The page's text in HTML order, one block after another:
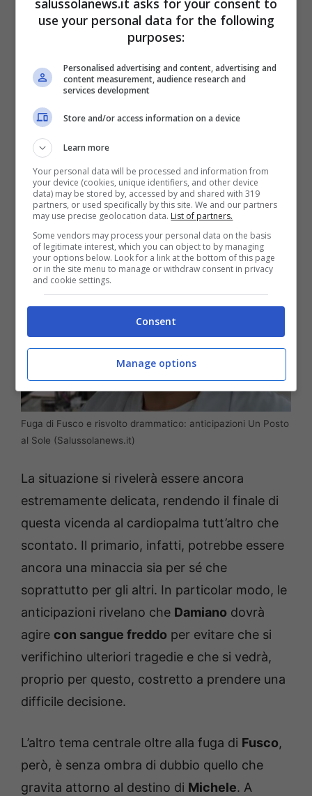
manifestandosi in tutta la sua follia. Andiamo
a vedere quali sono le informazioni che
fino al 14 marzo
Blasting News, infatti, ad occuparsi del caso
saranno l’ispettoreTorre
che riusciranno in pochissimo tempo a
trovare Fusco dopo la sua fuga. Nonostante
questo, però, sono ben pochi i motivi per
sorridere e per tirare un sospiro di sollievo,
come si suole dire.
Fuga di Fusco e risvolto drammatico: anticipazioni Un Posto
al Sole (Salussolanews.it)
La situazione si rivelerà essere ancora
estremamente delicata, rendendo il finale di
questa vicenda al cardiopalma tutt’altro che
scontato. Il primario, infatti, potrebbe essere
ancora una minaccia sia per sé che
soprattutto per gli altri. In particolar modo, le
anticipazioni rivelano che Damiano dovrà
agire con sangue freddo per evitare che si
verifichino ulteriori tragedie e che si vedrà,
proprio per questo, costretto a prendere una
difficile decisione.
L’altro tema centrale oltre alla fuga di Fusco,
però, è senza ombra di dubbio quello che
gravita attorno al destino di Michele. A
use your personal data for the following
purposes:
Personalised advertising and content, advertising and
content measurement, audience research and
services development
Store and/or access information on a device
Learn more
Your personal data will be processed and information from
your device (cookies, unique identifiers, and other device
data) may be stored by, accessed by and shared with 319
partners, or used specifically by this site. We and our partners
may use precise geolocation data. List of partners.
Some vendors may process your personal data on the basis
of legitimate interest, which you can object to by managing
your options below. Look for a link at the bottom of this page
or in the site menu to manage or withdraw consent in privacy
and cookie settings.
Consent
Manage options